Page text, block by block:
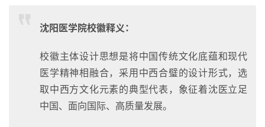
沈阳医学院校徽释义：
校徽主体设计思想是将中国传统文化底蕴和现代
医学精神相融合，采用中西合璧的设计形式，选
取中西方文化元素的典型代表，象征着沈医立足
中国、面向国际、高质量发展。